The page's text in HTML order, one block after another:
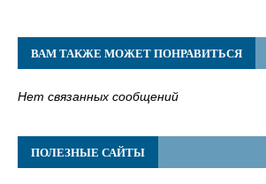
ВАМ ТАКЖЕ МОЖЕТ ПОНРАВИТЬСЯ
Нет связанных сообщений
ПОЛЕЗНЫЕ САЙТЫ